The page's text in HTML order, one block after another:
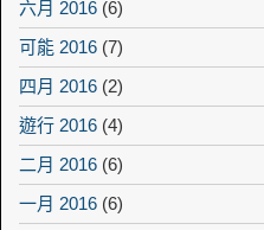
六月 2016 (6)
可能 2016 (7)
四月 2016 (2)
遊行 2016 (4)
二月 2016 (6)
一月 2016 (6)